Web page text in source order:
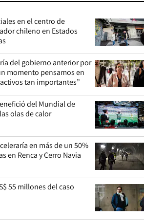
en el centro de
chileno en Estados
del gobierno anterior por
momento pensamos en
tan importantes”
del Mundial de
olas de calor
en más de un 50%
en Renca y Cerro Navia
55 millones del caso